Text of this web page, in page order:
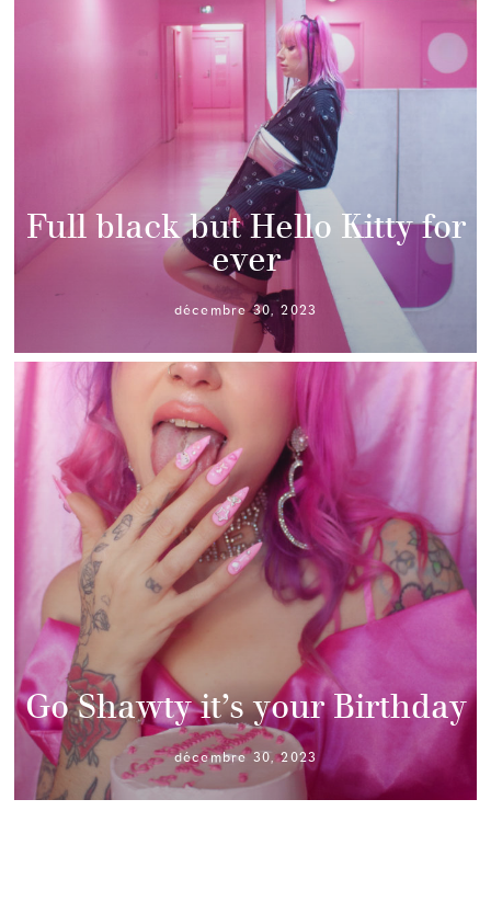
Full black but Hello Kitty for
ever
décembre 30, 2023
Go Shawty it’s your Birthday
décembre 30, 2023